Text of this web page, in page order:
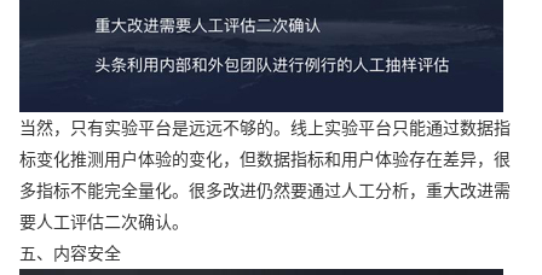
当然，只有实验平台是远远不够的。线上实验平台只能通过数据指
标变化推测用户体验的变化，但数据指标和用户体验存在差异，很
多指标不能完全量化。很多改进仍然要通过人工分析，重大改进需
要人工评估二次确认。
五、内容安全